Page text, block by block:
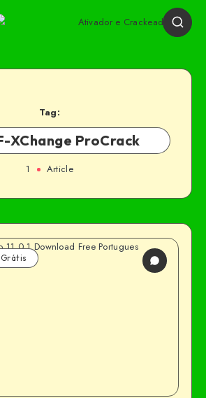
Tag:
XChange ProCrack
1 Article